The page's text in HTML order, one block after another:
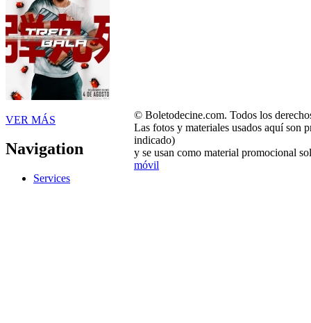
VER MÁS
Navigation
Services
© Boletodecine.com. Todos los
Las fotos y materiales usados aquí son
indicado)
y se usan como material promocional
móvil